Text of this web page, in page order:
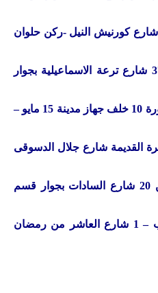
رنين فرع كورنيش حلوان : 15 شارع كورنيش النيل -ركن حلوان
رنين فرع ترعة اسماعيلية : 37 شارع ترعة الاسماعيلية بجوار
رنين فرع مايو : رنين مايو مجاورة 10 خلف جهاز مدينة 15 مايو –
القديمة شارع جلال الدسوقى
رنين فرع مدينة السلام : رنين 20 شارع السادات بجوار قسم
رنين فرع قليوب : رنين قليوب – 1 شارع العاشر من رمضان